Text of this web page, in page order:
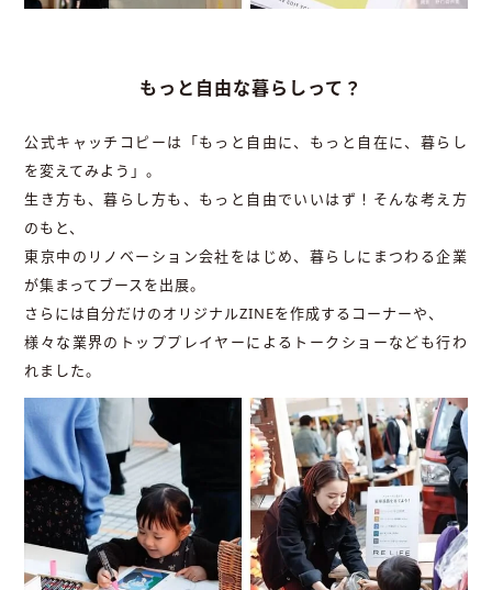
もっと自由な暮らしって？
公式キャッチコピーは「もっと自由に、もっと自在に、暮らし
を変えてみよう」。
生き方も、暮らし方も、もっと自由でいいはず！そんな考え方
のもと、
東京中のリノベーション会社をはじめ、暮らしにまつわる企業
が集まってブースを出展。
さらには自分だけのオリジナルZINEを作成するコーナーや、
様々な業界のトッププレイヤーによるトークショーなども行わ
れました。